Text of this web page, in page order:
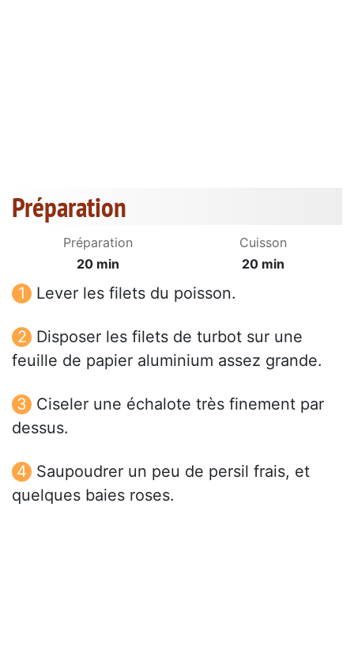
Préparation
Préparation
20 min
Cuisson
20 min
Lever les filets du poisson.
Disposer les filets de turbot sur une
feuille de papier aluminium assez grande.
Ciseler une échalote très finement par
dessus.
Saupoudrer un peu de persil frais, et
quelques baies roses.